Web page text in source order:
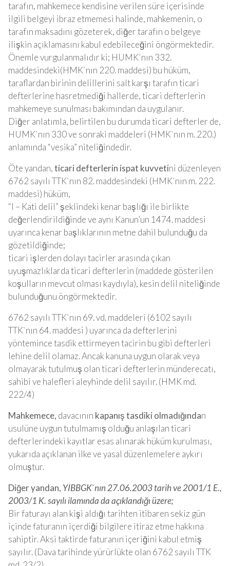
tarafın, mahkemece kendisine verilen süre içerisinde
ilgili belgeyi ibraz etmemesi halinde, mahkemenin, o
tarafın maksadını gözeterek, diğer tarafın o belgeye
ilişkin açıklamasını kabul edebileceğini öngörmektedir.
Önemle vurgulanmalıdır ki; HUMK`nın 332.
maddesindeki(HMK`nın 220. maddesi) bu hüküm,
taraflardan birinin delillerini salt karşı tarafın ticari
defterlerine hasretmediği hallerde, ticari defterlerin
mahkemeye sunulması bakımından da uygulanır.
Diğer anlatımla, belirtilen bu durumda ticari defterler de,
HUMK`nın 330 ve sonraki maddeleri (HMK`nın m. 220.)
anlamında “vesika” niteliğindedir.
Öte yandan,ticari defterlerin ispat kuvvetini düzenleyen
6762 sayılı TTK`nın 82. maddesindeki (HMK`nın m. 222.
maddesi) hüküm,
“I – Kati delil” şeklindeki kenar başlığı ile birlikte
değerlendirildiğinde ve aynı Kanun’un 1474. maddesi
uyarınca kenar başlıklarının metne dahil bulunduğu da
gözetildiğinde;
ticari işlerden dolayı tacirler arasında çıkan
uyuşmazlıklarda ticari defterlerin (maddede gösterilen
koşulların mevcut olması kaydıyla), kesin delil niteliğinde
bulunduğunu öngörmektedir.
6762 sayılı TTK`nın 69. vd. maddeleri (6102 sayılı
TTK`nın 64. maddesi ) uyarınca da defterlerini
yöntemince tasdik ettirmeyen tacirin bu gibi defterleri
lehine delil olamaz. Ancak kanuna uygun olarak veya
olmayarak tutulmuş olan ticari defterlerin münderecatı,
sahibi ve halefleri aleyhinde delil sayılır. (HMK md.
222/4)
Mahkemece, davacının kapanış tasdiki olmadığından
usulüne uygun tutulmamış olduğu anlaşılan ticari
defterlerindeki kayıtlar esas alınarak hüküm kurulması,
yukarıda açıklanan ilke ve yasal düzenlemelere aykırı
olmuştur.
Diğer yandan, YİBBGK`nın 27.06.2003 tarih ve 2001/1 E.,
2003/1 K. sayılı ilamında da açıklandığı üzere;
Bir faturayı alan kişi aldığı tarihten itibaren sekiz gün
içinde faturanın içerdiği bilgilere itiraz etme hakkına
sahiptir. Aksi taktirde faturanın içeriğini kabul etmiş
sayılır. (Dava tarihinde yürürlükte olan 6762 sayılı TTK